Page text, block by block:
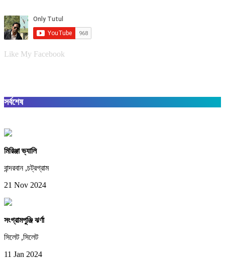
Like My Facebook
সর্বশেষ
মিরিঞ্জা ভ্যালি
বান্দরবান ,চট্রগ্রাম
21 Nov 2024
সংগ্রামপুঞ্জি ঝর্ণা
সিলেট ,সিলেট
11 Jan 2024